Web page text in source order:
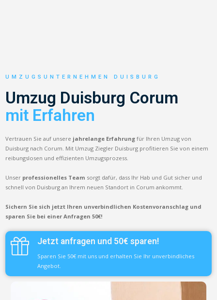
UMZUGSUNTERNEHMEN DUISBURG
Umzug Duisburg Corum
mit Erfahren
Vertrauen Sie auf unsere jahrelange Erfahrung für Ihren Umzug von
Duisburg nach Corum. Mit Umzug Ziegler Duisburg profitieren Sie von einem
reibungslosen und effizienten Umzugsprozess.
Unser professionelles Team sorgt dafür, dass Ihr Hab und Gut sicher und
schnell von Duisburg an Ihrem neuen Standort in Corum ankommt.
Sichern Sie sich jetzt Ihren unverbindlichen Kostenvoranschlag und
sparen Sie bei einer Anfragen 50€!
Jetzt anfragen und 50€ sparen!
Sparen Sie 50€ mit uns und erhalten Sie Ihr unverbindliches
Angebot.